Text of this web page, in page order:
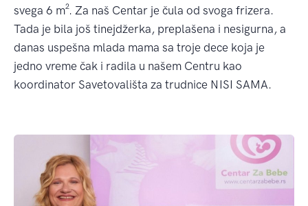
svega 6 m². Za naš Centar je čula od svoga frizera.
Tada je bila još tinejdžerka, preplašena i nesigurna, a
danas uspešna mlada mama sa troje dece koja je
jedno vreme čak i radila u našem Centru kao
koordinator Savetovališta za trudnice NISI SAMA.